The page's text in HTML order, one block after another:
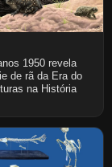
1950 revela
de rã da Era do
na História